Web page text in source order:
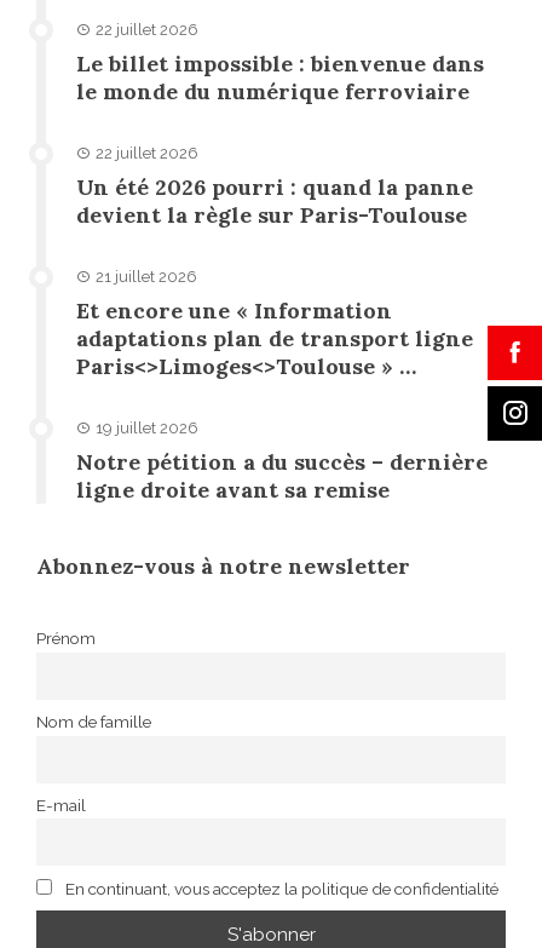
22 juillet 2026
Le billet impossible : bienvenue dans
le monde du numérique ferroviaire
22 juillet 2026
Un été 2026 pourri : quand la panne
devient la règle sur Paris-Toulouse
21 juillet 2026
Et encore une « Information
adaptations plan de transport ligne
Paris<>Limoges<>Toulouse » …
19 juillet 2026
Notre pétition a du succès – dernière
ligne droite avant sa remise
Abonnez-vous à notre newsletter
Prénom
Nom de famille
E-mail
En continuant, vous acceptez la politique de confidentialité